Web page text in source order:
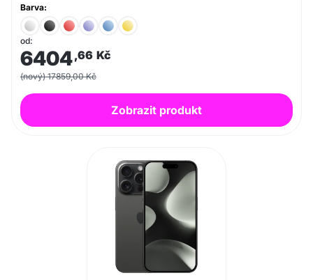
Barva:
od:
6404,66 Kč
(nový) 17859,00 Kč
Zobrazit produkt